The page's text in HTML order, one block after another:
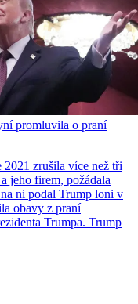
promluvila o praní
zrušila více než tři
jeho firem, požádala
ni podal Trump loni v
obavy z praní
Trumpa. Trump